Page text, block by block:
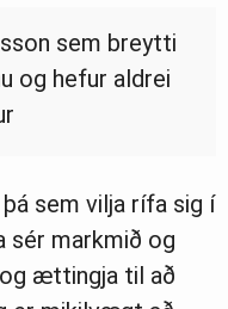
sem breytti
og hefur aldrei
sem vilja rífa sig í
sér markmið og
ættingja til að